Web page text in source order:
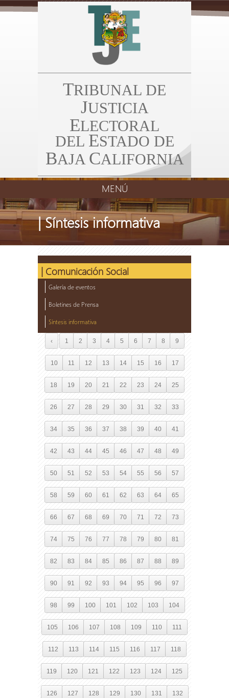
TRIBUNAL DE
JUSTICIA
ELECTORAL
DEL ESTADO DE
BAJA CALIFORNIA
MENÚ
| Síntesis informativa
| Comunicación Social
Galería de eventos
Boletines de Prensa
Síntesis informativa
‹ 1 2 3 4 5 6 7 8 9
10 11 12 13 14 15 16 17
18 19 20 21 22 23 24 25
26 27 28 29 30 31 32 33
34 35 36 37 38 39 40 41
42 43 44 45 46 47 48 49
50 51 52 53 54 55 56 57
58 59 60 61 62 63 64 65
66 67 68 69 70 71 72 73
74 75 76 77 78 79 80 81
82 83 84 85 86 87 88 89
90 91 92 93 94 95 96 97
98 99 100 101 102 103 104
105 106 107 108 109 110 111
112 113 114 115 116 117 118
119 120 121 122 123 124 125
126 127 128 129 130 131 132